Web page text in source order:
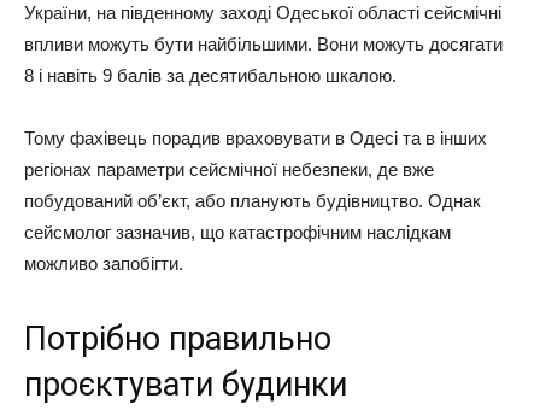
України, на південному заході Одеської області сейсмічні
впливи можуть бути найбільшими. Вони можуть досягати
8 і навіть 9 балів за десятибальною шкалою.
Тому фахівець порадив враховувати в Одесі та в інших
регіонах параметри сейсмічної небезпеки, де вже
побудований об’єкт, або планують будівництво. Однак
сейсмолог зазначив, що катастрофічним наслідкам
можливо запобігти.
Потрібно правильно
проєктувати будинки